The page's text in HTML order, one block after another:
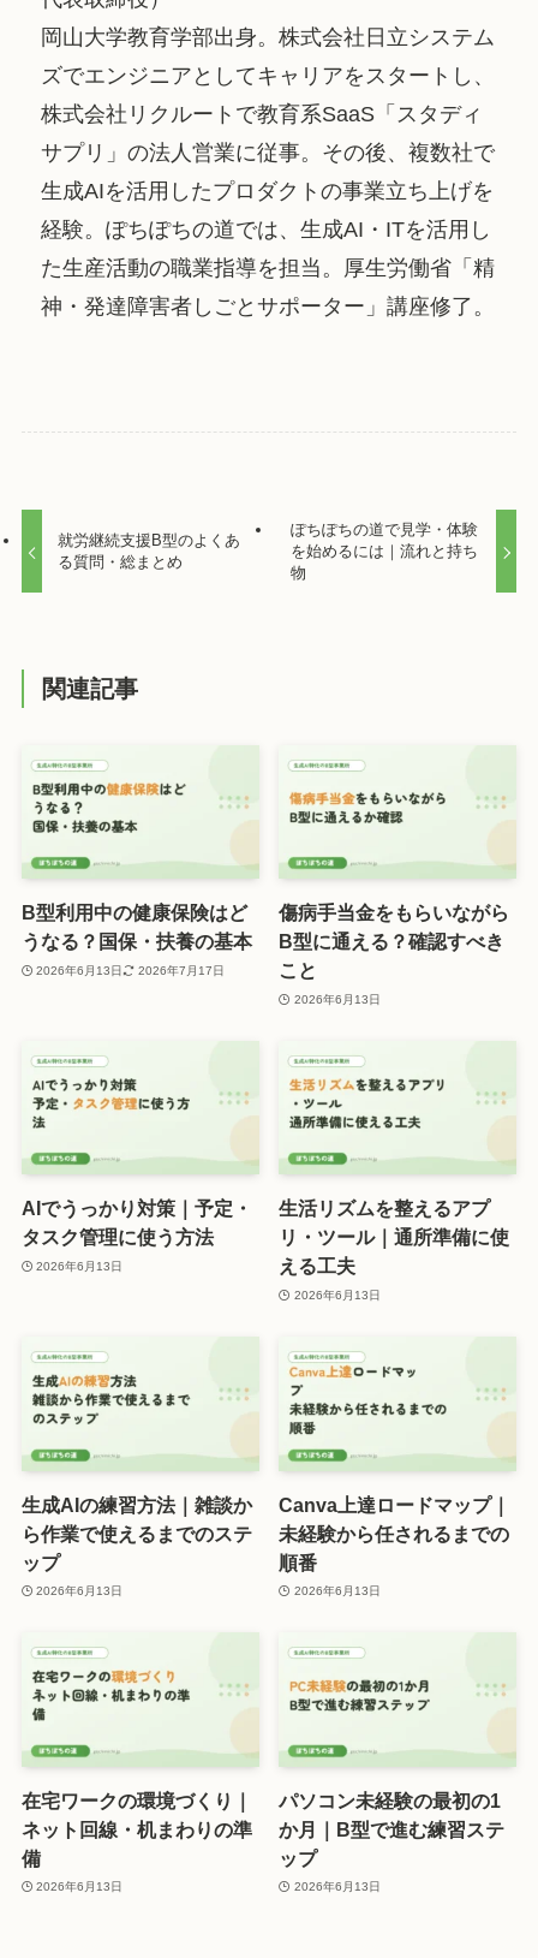
岡山大学教育学部出身。株式会社日立システム
ズでエンジニアとしてキャリアをスタートし、
株式会社リクルートで教育系SaaS「スタディ
サプリ」の法人営業に従事。その後、複数社で
生成AIを活用したプロダクトの事業立ち上げを
経験。ぽちぽちの道では、生成AI・ITを活用し
た生産活動の職業指導を担当。厚生労働省「精
神・発達障害者しごとサポーター」講座修了。
就労継続支援B型のよくあ
る質問・総まとめ
ぽちぽちの道で見学・体験
を始めるには｜流れと持ち
物
関連記事
B型利用中の健康保険はど
うなる？国保・扶養の基本
2026年6月13日 2026年7月17日
傷病手当金をもらいながら
B型に通える？確認すべき
こと
2026年6月13日
AIでうっかり対策｜予定・
タスク管理に使う方法
2026年6月13日
生活リズムを整えるアプ
リ・ツール｜通所準備に使
える工夫
2026年6月13日
生成AIの練習方法｜雑談か
ら作業で使えるまでのステ
ップ
2026年6月13日
Canva上達ロードマップ｜
未経験から任されるまでの
順番
2026年6月13日
在宅ワークの環境づくり｜
ネット回線・机まわりの準
備
2026年6月13日
パソコン未経験の最初の1
か月｜B型で進む練習ステ
ップ
2026年6月13日